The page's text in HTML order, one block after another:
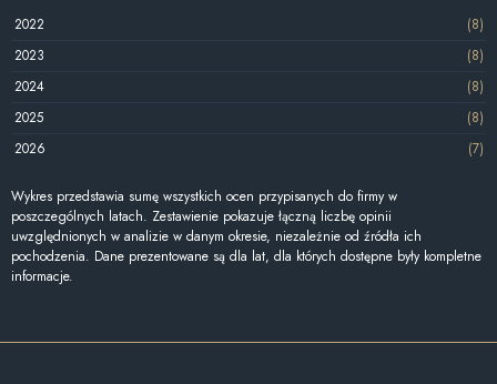
2022
(8)
2023
(8)
2024
(8)
2025
(8)
2026
(7)
Wykres przedstawia sumę wszystkich ocen przypisanych do firmy w
poszczególnych latach. Zestawienie pokazuje łączną liczbę opinii
uwzględnionych w analizie w danym okresie, niezależnie od źródła ich
pochodzenia. Dane prezentowane są dla lat, dla których dostępne były kompletne
informacje.